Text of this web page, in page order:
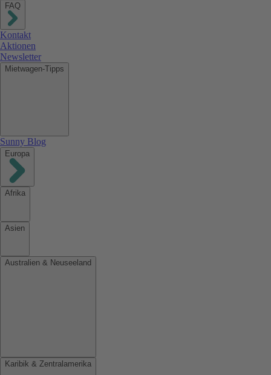
FAQ
Kontakt
Aktionen
Newsletter
Mietwagen-Tipps
Sunny Blog
Europa
Afrika
Asien
Australien & Neuseeland
Karibik & Zentralamerika